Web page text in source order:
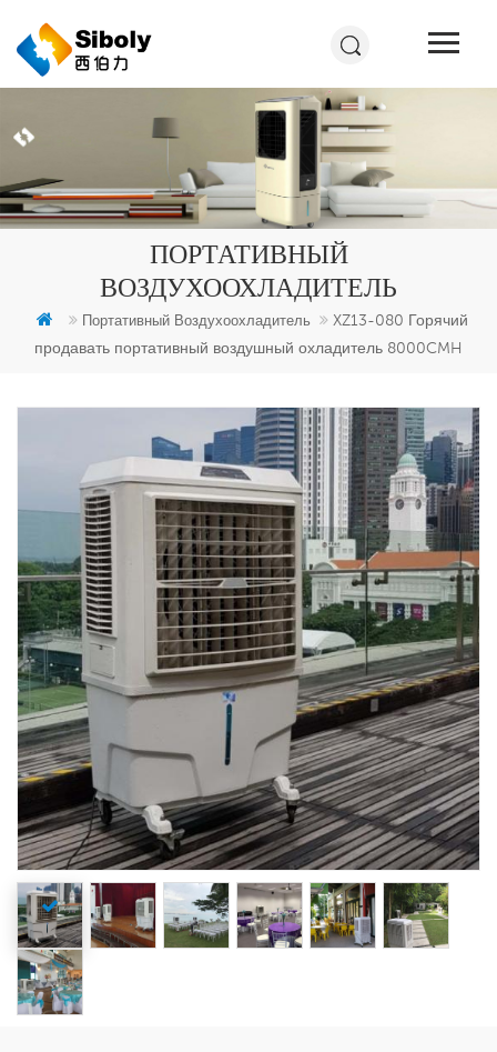
ПОРТАТИВНЫЙ
ВОЗДУХООХЛАДИТЕЛЬ
Портативный Воздухоохладитель
XZ13-080 Горячий
продавать портативный воздушный охладитель 8000CMH